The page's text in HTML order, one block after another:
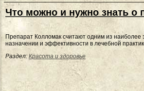
Что можно и нужно знать о
Препарат Колломак считают одним из наиболее
назначении и эффективности в лечебной
Раздел: Красота и здоровье